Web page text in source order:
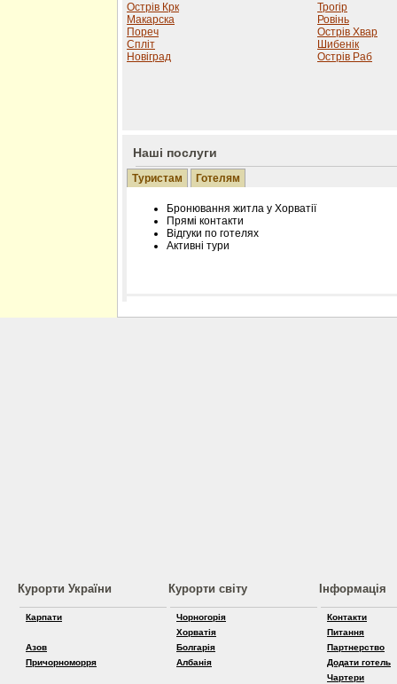
Острів Крк
Макарска
Пореч
Спліт
Новіград
Трогір
Ровінь
Острів Хвар
Шибенік
Острів Раб
Наші послуги
Туристам Готелям
Бронювання житла у Хорватії
Прямі контакти
Відгуки по готелях
Активні тури
Розміщення інформації про готель на
Курорти України
Карпати
Азов
Причорноморря
Курорти світу
Чорногорія
Хорватія
Болгарія
Албанія
Інформація
Контакти
Питання
Партнерство
Додати готель
Чартери